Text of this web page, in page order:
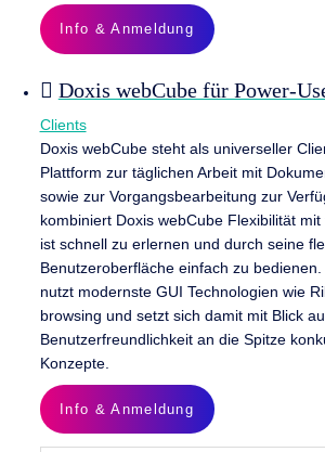
Info & Anmeldung
Doxis webCube für Power-
Clients
Doxis webCube steht als universeller
Plattform zur täglichen Arbeit mit
sowie zur Vorgangsbearbeitung zur
kombiniert Doxis webCube Flexibilität mit
ist schnell zu erlernen und durch seine
Benutzeroberfläche einfach zu
nutzt modernste GUI Technologien wie
browsing und setzt sich damit mit Blick
Benutzerfreundlichkeit an die Spitze
Konzepte.
Info & Anmeldung